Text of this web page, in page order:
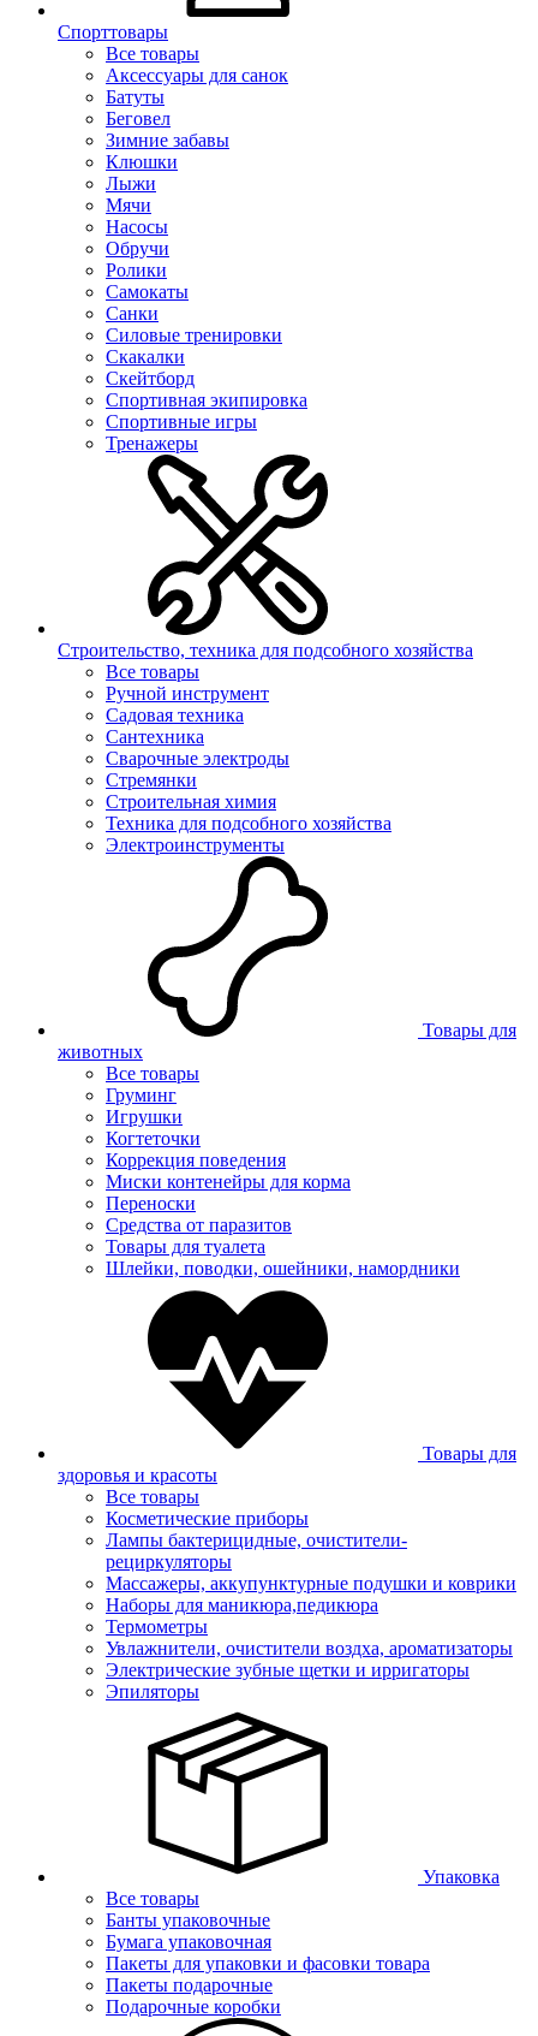
Спорттовары
Все товары
Аксессуары для санок
Батуты
Беговел
Зимние забавы
Клюшки
Лыжи
Мячи
Насосы
Обручи
Ролики
Самокаты
Санки
Силовые тренировки
Скакалки
Скейтборд
Спортивная экипировка
Спортивные игры
Тренажеры
Строительство, техника для подсобного хозяйства
Все товары
Ручной инструмент
Садовая техника
Сантехника
Сварочные электроды
Стремянки
Строительная химия
Техника для подсобного хозяйства
Электроинструменты
Товары для
животных
Все товары
Груминг
Игрушки
Когтеточки
Коррекция поведения
Миски контенейры для корма
Переноски
Средства от паразитов
Товары для туалета
Шлейки, поводки, ошейники, намордники
Товары для
здоровья и красоты
Все товары
Косметические приборы
Лампы бактерицидные, очистители-
рециркуляторы
Массажеры, аккупунктурные подушки и коврики
Наборы для маникюра,педикюра
Термометры
Увлажнители, очистители воздха, ароматизаторы
Электрические зубные щетки и ирригаторы
Эпиляторы
Упаковка
Все товары
Банты упаковочные
Бумага упаковочная
Пакеты для упаковки и фасовки товара
Пакеты подарочные
Подарочные коробки